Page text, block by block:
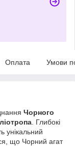
Оплата Умови
Чорного
. Глибокі
унікальний
що Чорний агат